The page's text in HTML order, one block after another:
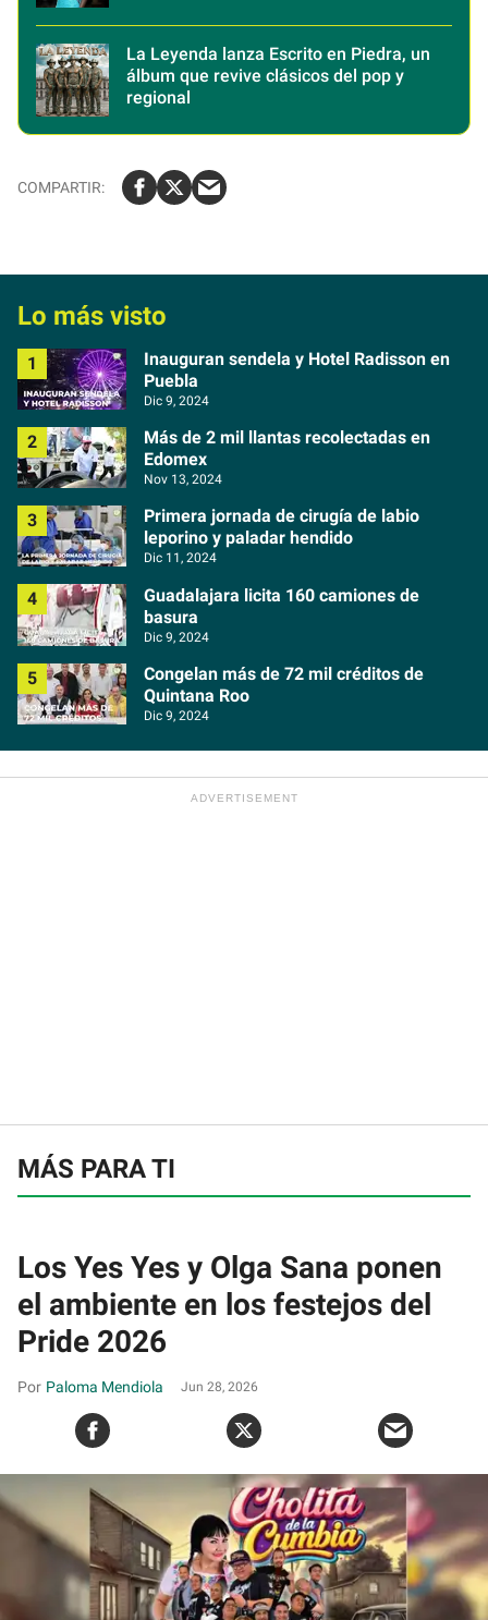
La Leyenda lanza Escrito en Piedra, un
álbum que revive clásicos del pop y
regional
Lo más visto
Inauguran sendela y Hotel Radisson en
Puebla
Dic 9, 2024
Más de 2 mil llantas recolectadas en
Edomex
Nov 13, 2024
Primera jornada de cirugía de labio
leporino y paladar hendido
Dic 11, 2024
Guadalajara licita 160 camiones de
basura
Dic 9, 2024
Congelan más de 72 mil créditos de
Quintana Roo
Dic 9, 2024
MÁS PARA TI
Los Yes Yes y Olga Sana ponen
el ambiente en los festejos del
Pride 2026
Paloma Mendiola Jun 28, 2026